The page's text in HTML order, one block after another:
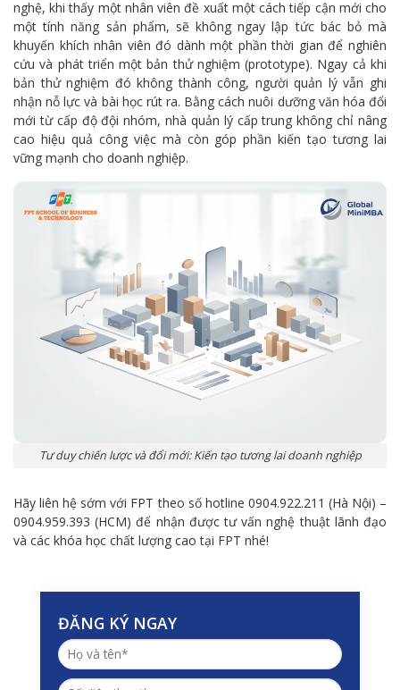
nghệ, khi thấy một nhân viên đề xuất một cách tiếp cận mới cho
một tính năng sản phẩm, sẽ không ngay lập tức bác bỏ mà
khuyến khích nhân viên đó dành một phần thời gian để nghiên
cứu và phát triển một bản thử nghiệm (prototype). Ngay cả khi
bản thử nghiệm đó không thành công, người quản lý vẫn ghi
nhận nỗ lực và bài học rút ra. Bằng cách nuôi dưỡng văn hóa đổi
mới từ cấp độ đội nhóm, nhà quản lý cấp trung không chỉ nâng
cao hiệu quả công việc mà còn góp phần kiến tạo tương lai
vững mạnh cho doanh nghiệp.
Tư duy chiến lược và đổi mới: Kiến tạo tương lai doanh nghiệp
Hãy liên hệ sớm với FPT theo số hotline 0904.922.211 (Hà Nội) –
0904.959.393 (HCM) để nhận được tư vấn nghệ thuật lãnh đạo
và các khóa học chất lượng cao tại FPT nhé!
ĐĂNG KÝ NGAY